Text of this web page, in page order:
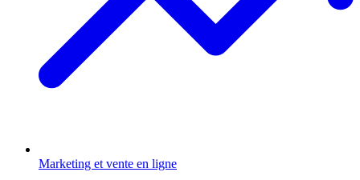
Marketing et vente en ligne